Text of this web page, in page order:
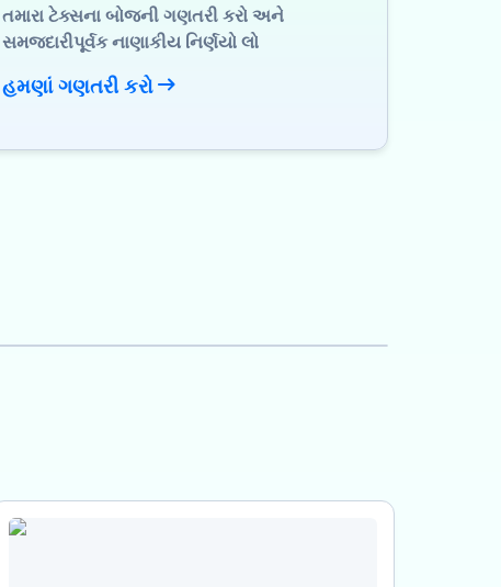
તમારા ટેક્સના બોજની ગણતરી કરો અને
સમજદારીપૂર્વક નાણાકીય નિર્ણયો લો
હમણાં ગણતરી કરો